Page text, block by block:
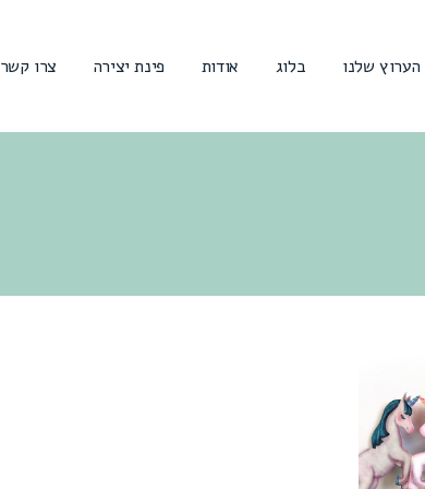
הערוץ שלנו בלוג אודות פינת יצירה צרו קשר